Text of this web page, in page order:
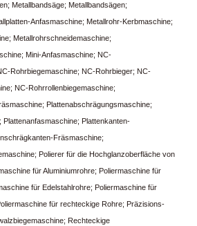
Metallbandsäge; Metallbandsägen;
Anfasmaschine; Metallrohr-Kerbmaschine;
Metallrohrschneidemaschine;
Mini-Anfasmaschine; NC-
Rohrbiegemaschine; NC-Rohrbieger; NC-
NC-Rohrrollenbiegemaschine;
Plattenabschrägungsmaschine;
Plattenanfasmaschine; Plattenkanten-
Fräsmaschine;
Polierer für die Hochglanzoberfläche von
für Aluminiumrohre; Poliermaschine für
für Edelstahlrohre; Poliermaschine für
für rechteckige Rohre; Präzisions-
Rechteckige